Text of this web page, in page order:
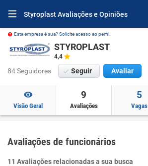
Styroplast Avaliações e Opiniões
Esta empresa é sua? Solicite acesso ao perfil.
STYROPLAST
4,4
84 Seguidores Seguir Avaliar
Visão Geral
9
Avaliações
5
Vagas
Avaliações de funcionários
11 Avaliações relacionadas a sua busca